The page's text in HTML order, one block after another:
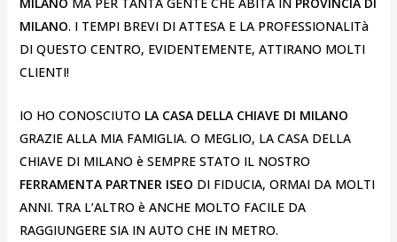
MILANO MA PER TANTA GENTE CHE ABITA IN PROVINCIA DI
MILANO. I TEMPI BREVI DI ATTESA E LA PROFESSIONALITà
DI QUESTO CENTRO, EVIDENTEMENTE, ATTIRANO MOLTI
CLIENTI!
IO HO CONOSCIUTO LA CASA DELLA CHIAVE DI MILANO
GRAZIE ALLA MIA FAMIGLIA. O MEGLIO, LA CASA DELLA
CHIAVE DI MILANO è SEMPRE STATO IL NOSTRO
FERRAMENTA PARTNER ISEO DI FIDUCIA, ORMAI DA MOLTI
ANNI. TRA L’ALTRO è ANCHE MOLTO FACILE DA
RAGGIUNGERE SIA IN AUTO CHE IN METRO.